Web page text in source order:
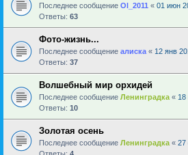
Последнее сообщение Ol_2011 « 01 июн
Ответы: 63
Фото-жизнь...
Последнее сообщение алиска « 12 янв
Ответы: 37
Волшебный мир орхидей
Последнее сообщение Ленинградка « 18
Ответы: 10
Золотая осень
Последнее сообщение Ленинградка « 27